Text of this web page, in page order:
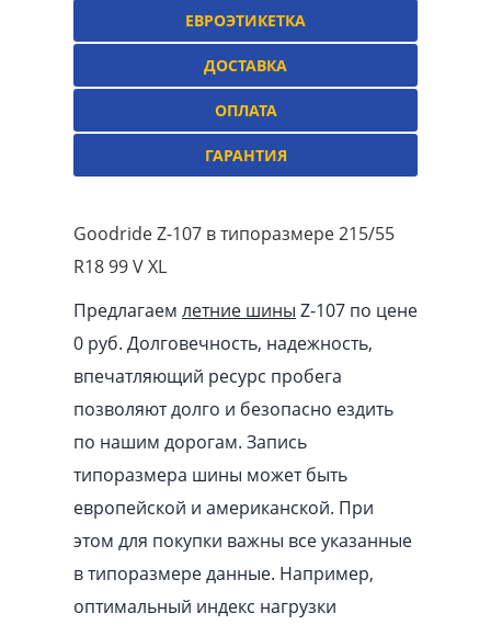
ЕВРОЭТИКЕТКА
ДОСТАВКА
ОПЛАТА
ГАРАНТИЯ
Goodride Z-107 в типоразмере 215/55
R18 99 V XL
Предлагаем летние шины Z-107 по цене
0 руб. Долговечность, надежность,
впечатляющий ресурс пробега
позволяют долго и безопасно ездить
по нашим дорогам. Запись
типоразмера шины может быть
европейской и американской. При
этом для покупки важны все указанные
в типоразмере данные. Например,
оптимальный индекс нагрузки